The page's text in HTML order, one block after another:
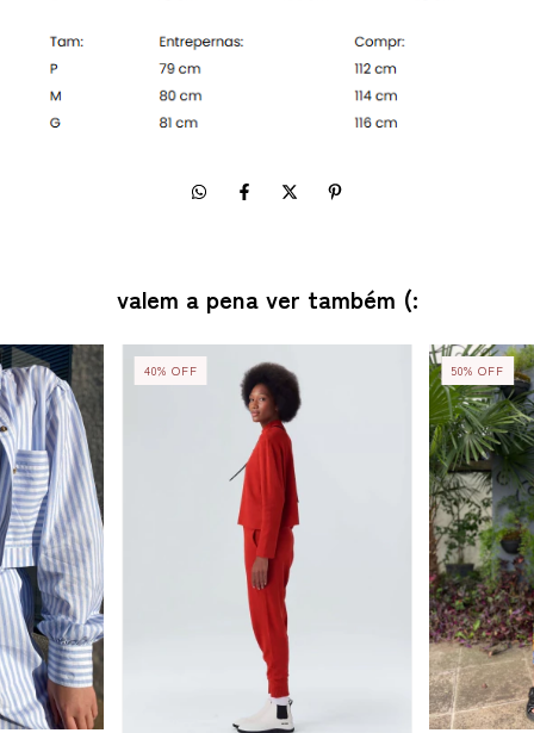
valem a pena ver também (:
40% OFF 50%OFF